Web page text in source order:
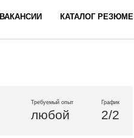
ВАКАНСИИ КАТАЛОГ РЕЗЮМЕ
Требуемый опыт
любой
График
2/2